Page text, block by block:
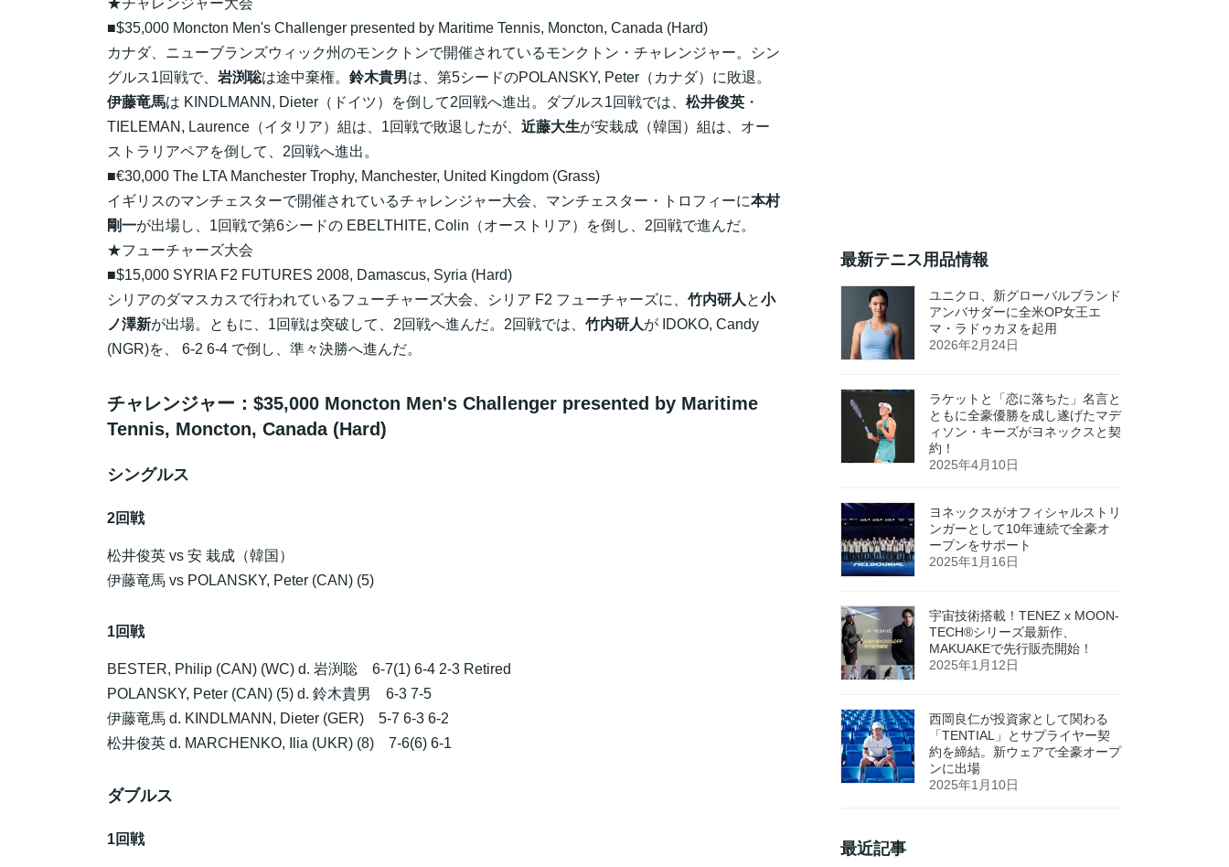
■$35,000 Moncton Men's Challenger presented by Maritime Tennis, Moncton, Canada (Hard)
カナダ、ニューブランズウィック州のモンクトンで開催されているモンクトン・チャレンジャー。シン
グルス1回戦で、 岩渕聡は途中棄権。 鈴木貴男は、第5シードのPOLANSKY, Peter（カナダ）に敗退。
伊藤竜馬は KINDLMANN, Dieter（ドイツ）を倒して2回戦へ進出。ダブルス1回戦では、 松井俊英 ・
TIELEMAN, Laurence（イタリア）組は、1回戦で敗退したが、 近藤大生が安栽成（韓国）組は、オー
ストラリアペアを倒して、2回戦へ進出。
■€30,000 The LTA Manchester Trophy, Manchester, United Kingdom (Grass)
イギリスのマンチェスターで開催されているチャレンジャー大会、マンチェスター・トロフィーに本村
剛一が出場し、1回戦で第6シードの EBELTHITE, Colin（オーストリア）を倒し、2回戦で進んだ。
★フューチャーズ大会
■$15,000 SYRIA F2 FUTURES 2008, Damascus, Syria (Hard)
シリアのダマスカスで行われているフューチャーズ大会、シリア F2 フューチャーズに、 竹内研人 と小
ノ澤新が出場。ともに、1回戦は突破して、2回戦へ進んだ。2回戦では、 竹内研人が IDOKO, Candy
(NGR)を、 6-2 6-4 で倒し、準々決勝へ進んだ。
チャレンジャー：$35,000 Moncton Men's Challenger presented by Maritime
Tennis, Moncton, Canada (Hard)
シングルス
2回戦
松井俊英 vs 安 栽成（韓国）
伊藤竜馬 vs POLANSKY, Peter (CAN) (5)
1回戦
BESTER, Philip (CAN) (WC) d. 岩渕聡 6-7(1) 6-4 2-3 Retired
POLANSKY, Peter (CAN) (5) d. 鈴木貴男
6-3 7-5
伊藤竜馬 d. KINDLMANN, Dieter (GER) 5-7 6-3 6-2
松井俊英 d. MARCHENKO, Ilia (UKR) (8) 7-6(6) 6-1
ダブルス
1回戦
最新テニス用品情報
ユニクロ、新グローバルブランド
アンバサダーに全米OP女王エ
マ・ラドゥカヌを起用
2026年2月24日
ラケットと「恋に落ちた」名言と
ともに全豪優勝を成し遂げたマデ
ィソン・キーズがヨネックスと契
約！
2025年4月10日
ヨネックスがオフィシャルストリ
ンガーとして10年連続で全豪オ
ープンをサポート
2025年1月16日
宇宙技術搭載！TENEZ x MOON-
TECH®シリーズ最新作、
MAKUAKEで先行販売開始！
2025年1月12日
西岡良仁が投資家として関わる
「TENTIAL」とサプライヤー契
約を締結。新ウェアで全豪オープ
ンに出場
2025年1月10日
最近記事